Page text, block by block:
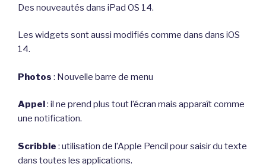
Des nouveautés dans iPad OS 14.
Les widgets sont aussi modifiés comme dans dans iOS
14.
Photos : Nouvelle barre de menu
Appel: il ne prend plus tout l’écran mais apparaît comme
une notification.
Scribble : utilisation de l’Apple Pencil pour saisir du texte
dans toutes les applications.